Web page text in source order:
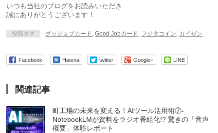
いつも当社のブログをお読みいただき
誠にありがとうございます！
投稿タグ グッジョブカード,Good Jobカード, フジタコイン, カイゼン
Facebook Hatena twitter Google+ LINE
関連記事
町工場の未来を変える！AIツール活用術⑦-
NotebookLMが資料をラジオ番組化!? 驚きの「音声
概要」体験レポート